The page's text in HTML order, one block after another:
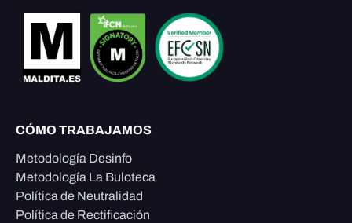
CÓMO TRABAJAMOS
Metodología Desinfo
Metodología La Buloteca
Política de Neutralidad
Política de Rectificación